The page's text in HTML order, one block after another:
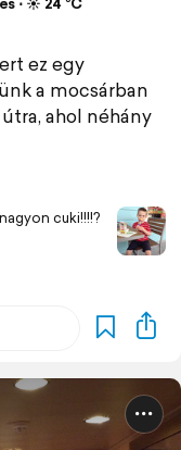
ez egy
a mocsárban
ahol néhány
cuki!!!!?